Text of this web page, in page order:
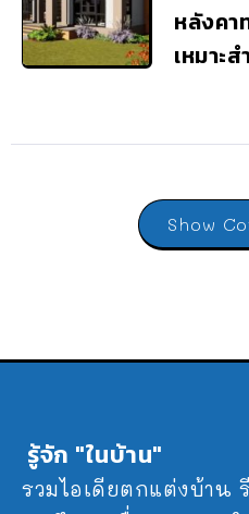
หลังคา
เหมาะ
Show
รู้จัก "ในบ้าน"
รวมไอเดียตกแต่งบ้าน